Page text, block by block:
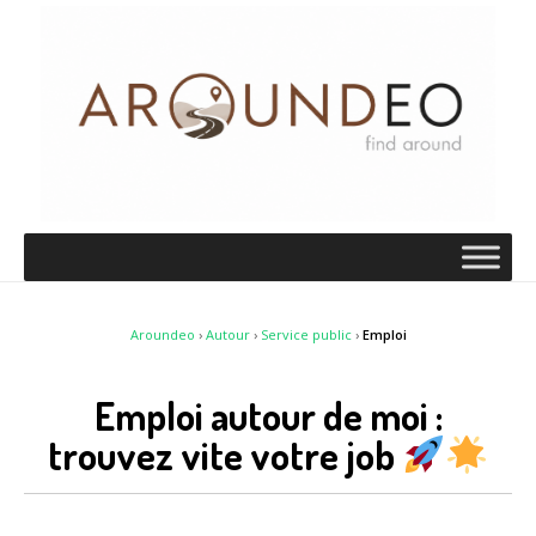
Aroundeo › Autour› Service public› Emploi
Emploi autour de moi :
trouvez vite votre job